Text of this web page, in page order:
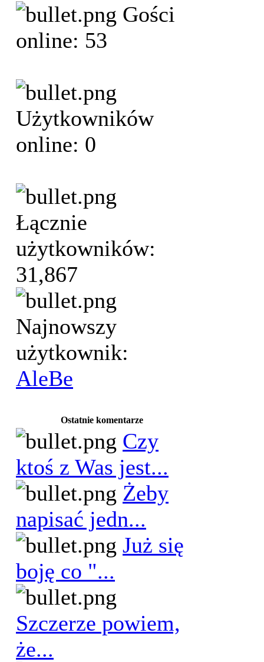
Gości
online: 53
Użytkowników
online: 0
Łącznie
użytkowników:
31,867
Najnowszy
użytkownik:
AleBe
Ostatnie komentarze
Czy
ktoś z Was jest...
Żeby
napisać jedn...
Już się
boję co "...
Szczerze powiem,
że...